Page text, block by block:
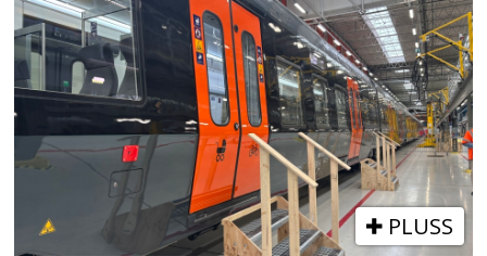
PLUSS